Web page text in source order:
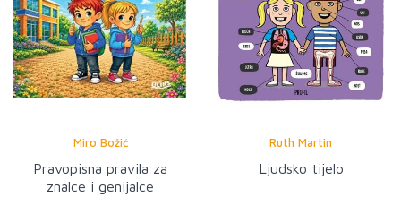
Miro Božić
Pravopisna pravila za
znalce i genijalce
Ruth Martin
Ljudsko tijelo